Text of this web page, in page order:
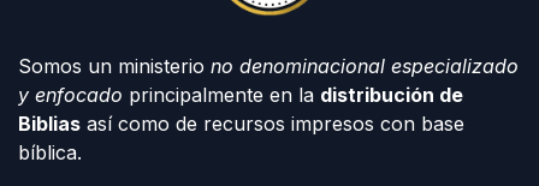
Somos un ministerio no denominacional especializado
y enfocado principalmente en la distribución de
Biblias así como de recursos impresos con base
bíblica.